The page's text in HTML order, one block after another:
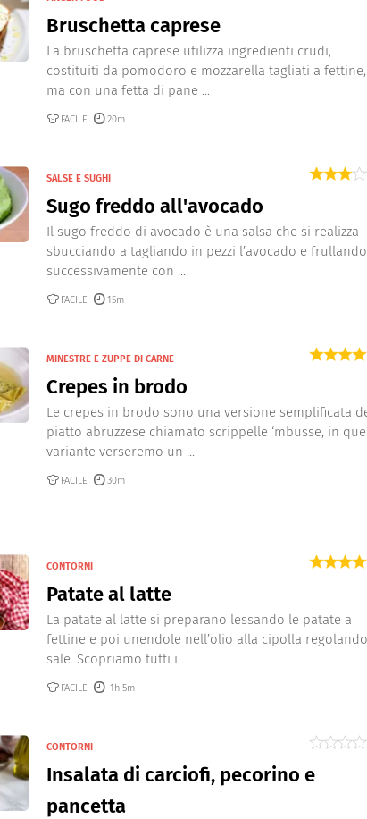
San Valentino
Secondi piatti
Contorni
Bevande
Formaggi
Piatti alternativi
Bimby
Bruschetta caprese
La bruschetta caprese utilizza ingredienti crudi,
costituiti da pomodoro e mozzarella tagliati a fettine,
ma con una fetta di pane ...
FACILE 20m
SALSE E SUGHI
Sugo freddo all'avocado
Il sugo freddo di avocado è una salsa che si realizza
sbucciando a tagliando in pezzi l’avocado e
successivamente con ...
FACILE 15m
MINESTRE E ZUPPE DI CARNE
Crepes in brodo
Le crepes in brodo sono una versione semplificata
piatto abruzzese chiamato scrippelle ‘mbusse, in
variante verseremo un ...
FACILE 30m
CONTORNI
Patate al latte
La patate al latte si preparano lessando le patate a
fettine e poi unendole nell’olio alla cipolla
sale. Scopriamo tutti i ...
FACILE 1h 5m
CONTORNI
Insalata di carciofi, pecorino e
pancetta